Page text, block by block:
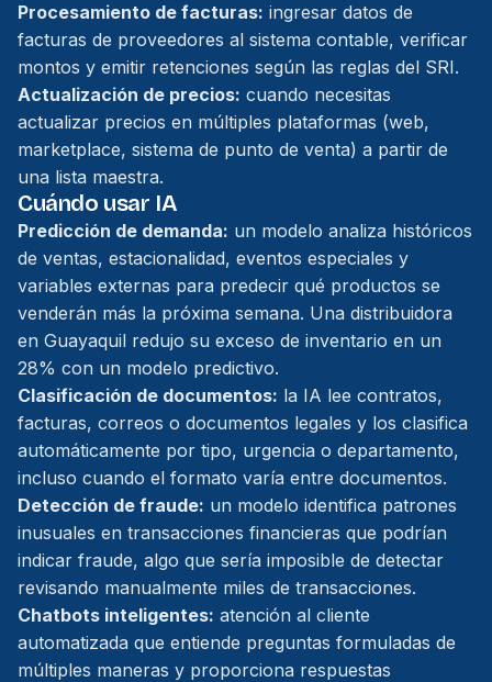
Procesamiento de facturas: ingresar datos de
facturas de proveedores al sistema contable, verificar
montos y emitir retenciones según las reglas del SRI.
Actualización de precios: cuando necesitas
actualizar precios en múltiples plataformas (web,
marketplace, sistema de punto de venta) a partir de
una lista maestra.
Cuándo usar IA
Predicción de demanda: un modelo analiza históricos
de ventas, estacionalidad, eventos especiales y
variables externas para predecir qué productos se
venderán más la próxima semana. Una distribuidora
en Guayaquil redujo su exceso de inventario en un
28% con un modelo predictivo.
Clasificación de documentos: la IA lee contratos,
facturas, correos o documentos legales y los clasifica
automáticamente por tipo, urgencia o departamento,
incluso cuando el formato varía entre documentos.
Detección de fraude: un modelo identifica patrones
inusuales en transacciones financieras que podrían
indicar fraude, algo que sería imposible de detectar
revisando manualmente miles de transacciones.
Chatbots inteligentes: atención al cliente
automatizada que entiende preguntas formuladas de
múltiples maneras y proporciona respuestas